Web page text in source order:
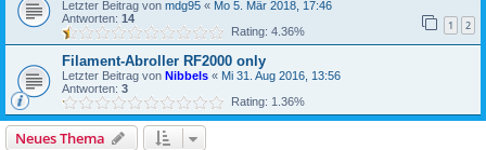
Letzter Beitrag von mdg95 « Mo 5. Mär 2018, 17:46
Antworten: 14 1 2
Rating: 4.36%
Filament-Abroller RF2000 only
Letzter Beitrag von Nibbels « Mi 31. Aug 2016, 13:56
Antworten: 3
Rating: 1.36%
Neues Thema